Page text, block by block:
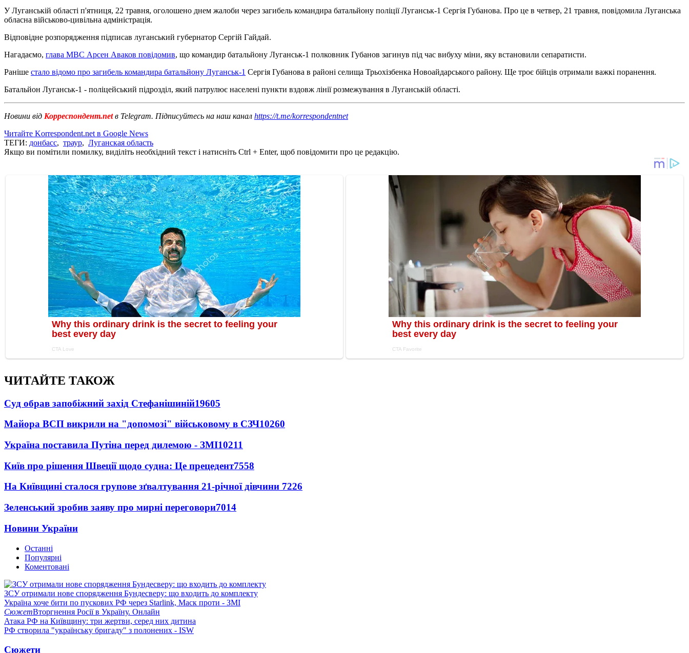
У Луганській області п'ятниця, 22 травня, оголошено днем жалоби через загибель командира батальйону поліції Луганськ-1 Сергія Губанова. Про це в четвер, 21 травня, повідомила Луганська
обласна військово-цивільна адміністрація.
Відповідне розпорядження підписав луганський губернатор Сергій Гайдай.
Нагадаємо, глава МВС Арсен Аваков повідомив, що командир батальйону Луганськ-1 полковник Губанов загинув під час вибуху міни, яку встановили сепаратисти.
Раніше стало відомо про загибель командира батальйону Луганськ-1 Сергія Губанова в районі селища Трьохізбенка Новоайдарського району. Ще троє бійців отримали важкі поранення.
Батальйон Луганськ-1 - поліцейський підрозділ, який патрулює населені пункти вздовж лінії розмежування в Луганській області.
Новини від Корреспондент.netв Telegram. Підписуйтесь на наш канал https://t.me/korrespondentnet
Читайте Korrespondent.net в Google News
ТЕГИ: донбасс, траур, Луганская область
Якщо ви помітили помилку, виділіть необхідний текст і натисніть Ctrl + Enter, щоб повідомити про це редакцію.
ЧИТАЙТЕ ТАКОЖ
Суд обрав запобіжний захід Стефанішиній19605
Майора ВСП викрили на "допомозі" військовому в СЗЧ10260
Україна поставила Путіна перед дилемою - ЗМІ10211
Київ про рішення Швеції щодо судна: Це прецедент7558
На Київщині сталося групове зґвалтування 21-річної дівчини 7226
Зеленський зробив заяву про мирні переговори7014
Новини України
Останні
Популярні
Коментовані
ЗСУ отримали нове спорядження Бундесверу: що входить до комплекту
Україна хоче бити по пускових РФ через Starlink, Маск проти - ЗМІ
СюжетВторгнення Росії в Україну. Онлайн
Атака РФ на Київщину: три жертви, серед них дитина
РФ створила "українську бригаду" з полонених - ISW
Сюжети